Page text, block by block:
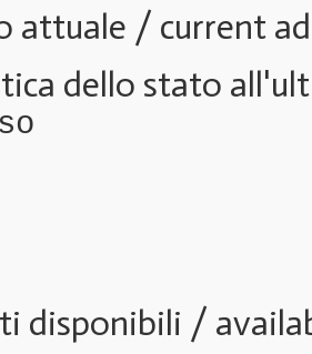
attuale / current
dello stato
disponibili /